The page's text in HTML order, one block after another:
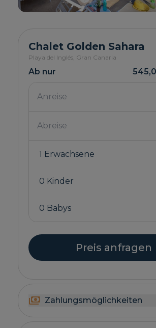
Chalet Golden Sahara
Playa del Inglés, Gran Canaria
Ab nur
Preis anfragen
Zahlungsmöglichkeiten